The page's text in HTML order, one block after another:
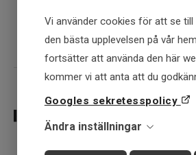
Vi använder cookies för att se till
den bästa upplevelsen på vår
fortsätter att använda den här
kommer vi att anta att du
Googles sekretesspolicy
Ändra inställningar
Fysisk butik